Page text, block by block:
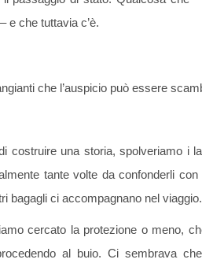
e che tuttavia c’è.
che l’auspicio può essere
costruire una storia, spolveriamo i
tante volte da confonderli
bagagli ci accompagnano nel viaggio.
cercato la protezione o meno,
al buio. Ci sembrava